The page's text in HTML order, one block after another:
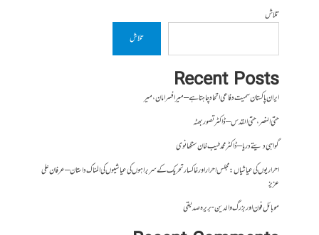
تلاش
تلاش
Recent Posts
ایران پاکستان سمیت دفاعی اتحاد چاہتا ہے – میر افسر امان،میر
حتی النصر ، حتی القدس – ڈاکٹر تصور بھٹہ
گواہی دیتے دریا – ڈاکٹر محمد طیب خان سنگھانوی
احراریوں کی عیاشیاں : مجلس احرار اور خاکسار تحریک کے سربراہوں کی عیاشیوں کی المناک داستان – عرفان علی
عزیز
موبائل فون اور بزرگ والدین- بریرہ صدیقی